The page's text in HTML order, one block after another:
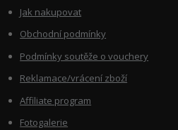
Jak nakupovat
Obchodní podmínky
Podmínky soutěže o vouchery
Reklamace/vrácení zboží
Affiliate program
Fotogalerie